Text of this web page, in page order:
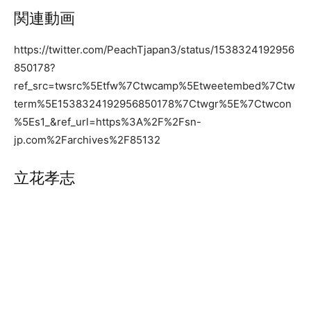
関連動画
https://twitter.com/PeachTjapan3/status/1538324192956
850178?
ref_src=twsrc%5Etfw%7Ctwcamp%5Etweetembed%7Ctw
term%5E1538324192956850178%7Ctwgr%5E%7Ctwcon
%5Es1_&ref_url=https%3A%2F%2Fsn-
jp.com%2Farchives%2F85132
立花孝志